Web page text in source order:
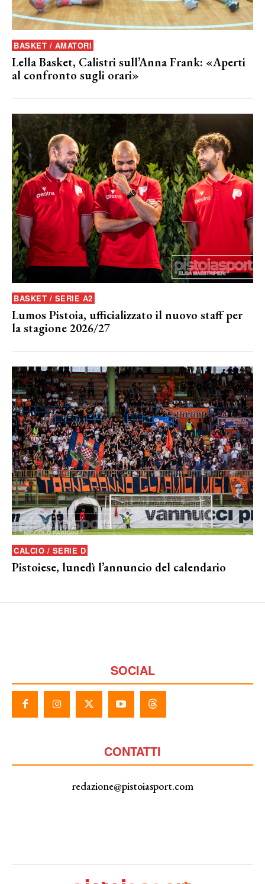
BASKET / AMATORI
Lella Basket, Calistri sull’Anna Frank: «Aperti
al confronto sugli orari»
BASKET / SERIE A2
Lumos Pistoia, ufficializzato il nuovo staff per
la stagione 2026/27
CALCIO / SERIE D
Pistoiese, lunedì l’annuncio del calendario
SOCIAL
CONTATTI
redazione@pistoiasport.com